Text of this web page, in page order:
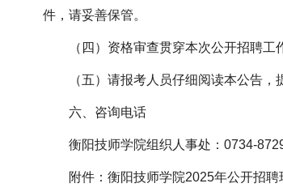
件，请妥善保管。
（四）资格审查贯穿本次公开招聘
（五）请报考人员仔细阅读本公告，
六、咨询电话
衡阳技师学院组织人事处：0734-
附件：衡阳技师学院2025年公开招